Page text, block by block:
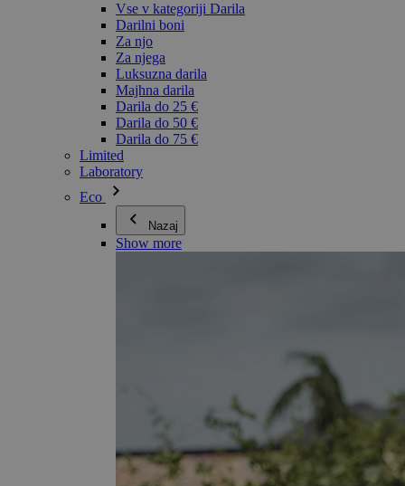
Vse v kategoriji Darila
Darilni boni
Za njo
Za njega
Luksuzna darila
Majhna darila
Darila do 25 €
Darila do 50 €
Darila do 75 €
Limited
Laboratory
Eco
Nazaj
Show more